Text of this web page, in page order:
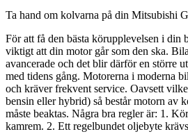
Ta hand om kolvarna på din Mitsubishi
För att få den bästa körupplevelsen i din
viktigt att din motor går som den ska.
avancerade och det blir därför en större
med tidens gång. Motorerna i moderna
och kräver frekvent service. Oavsett
bensin eller hybrid) så består motorn av
måste beaktas. Några bra regler är: 1.
kamrem. 2. Ett regelbundet oljebyte